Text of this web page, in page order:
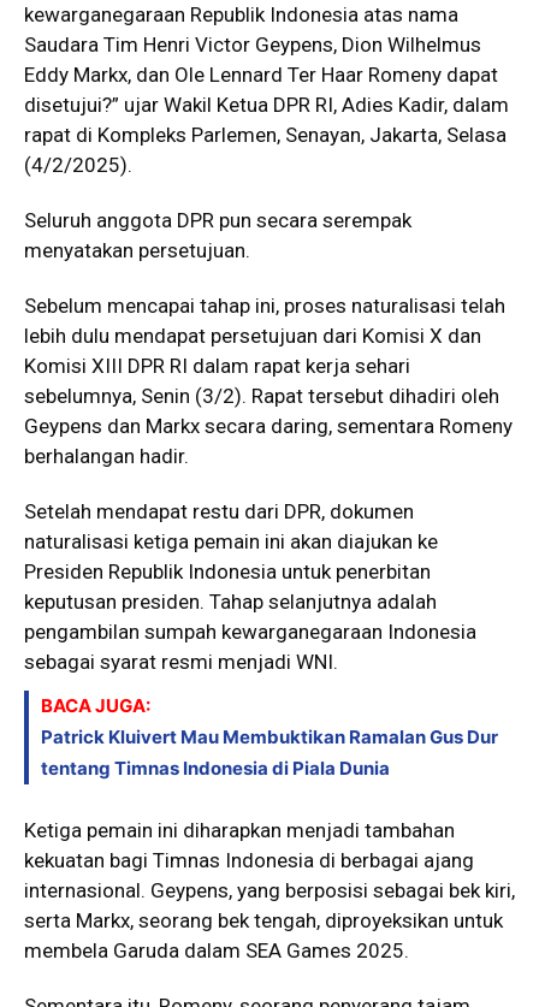
kewarganegaraan Republik Indonesia atas nama
Saudara Tim Henri Victor Geypens, Dion Wilhelmus
Eddy Markx, dan Ole Lennard Ter Haar Romeny dapat
disetujui?” ujar Wakil Ketua DPR RI, Adies Kadir, dalam
rapat di Kompleks Parlemen, Senayan, Jakarta, Selasa
(4/2/2025).
Seluruh anggota DPR pun secara serempak
menyatakan persetujuan.
Sebelum mencapai tahap ini, proses naturalisasi telah
lebih dulu mendapat persetujuan dari Komisi X dan
Komisi XIII DPR RI dalam rapat kerja sehari
sebelumnya, Senin (3/2). Rapat tersebut dihadiri oleh
Geypens dan Markx secara daring, sementara Romeny
berhalangan hadir.
Setelah mendapat restu dari DPR, dokumen
naturalisasi ketiga pemain ini akan diajukan ke
Presiden Republik Indonesia untuk penerbitan
keputusan presiden. Tahap selanjutnya adalah
pengambilan sumpah kewarganegaraan Indonesia
sebagai syarat resmi menjadi WNI.
BACA JUGA:
Patrick Kluivert Mau Membuktikan Ramalan Gus Dur
tentang Timnas Indonesia di Piala Dunia
Ketiga pemain ini diharapkan menjadi tambahan
kekuatan bagi Timnas Indonesia di berbagai ajang
internasional. Geypens, yang berposisi sebagai bek kiri,
serta Markx, seorang bek tengah, diproyeksikan untuk
membela Garuda dalam SEA Games 2025.